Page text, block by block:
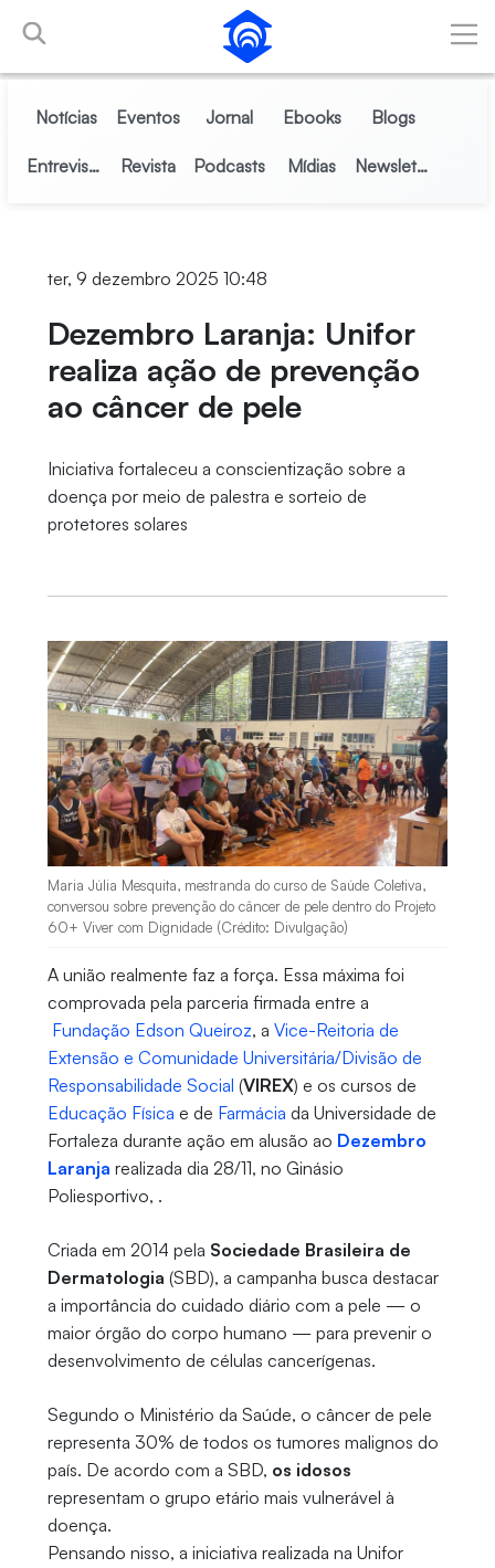
Pular para o Conteúdo principal
Notícias Eventos Jornal Ebooks Blogs
Entrevistas Revista Podcasts Mídias Newsletter
ter, 9 dezembro 2025 10:48
Dezembro Laranja: Unifor
realiza ação de prevenção
ao câncer de pele
Iniciativa fortaleceu a conscientização sobre a
doença por meio de palestra e sorteio de
protetores solares
Maria Júlia Mesquita, mestranda do curso de Saúde Coletiva,
conversou sobre prevenção do câncer de pele dentro do Projeto
60+ Viver com Dignidade (Crédito: Divulgação)
A união realmente faz a força. Essa máxima foi
comprovada pela parceria firmada entre a
Fundação Edson Queiroz, a Vice-Reitoria de
Extensão e Comunidade Universitária/Divisão de
Responsabilidade Social (VIREX) e os cursos de
Educação Física e de Farmácia da Universidade de
Fortaleza durante ação em alusão ao Dezembro
Laranja realizada dia 28/11, no Ginásio
Poliesportivo, .
Criada em 2014 pela Sociedade Brasileira de
Dermatologia (SBD), a campanha busca destacar
a importância do cuidado diário com a pele — o
maior órgão do corpo humano — para prevenir o
desenvolvimento de células cancerígenas.
Segundo o Ministério da Saúde, o câncer de pele
representa 30% de todos os tumores malignos do
país. De acordo com a SBD, os idosos
representam o grupo etário mais vulnerável à
doença.
Pensando nisso, a iniciativa realizada na Unifor